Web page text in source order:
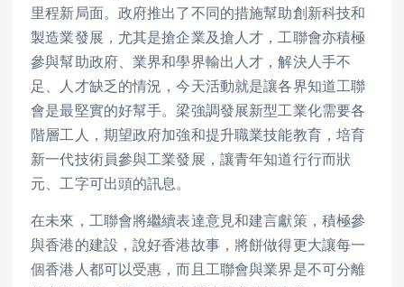
里程新局面。政府推出了不同的措施幫助創新科技和
製造業發展，尤其是搶企業及搶人才，工聯會亦積極
參與幫助政府、業界和學界輸出人才，解決人手不
足、人才缺乏的情況，今天活動就是讓各界知道工聯
會是最堅實的好幫手。梁強調發展新型工業化需要各
階層工人，期望政府加強和提升職業技能教育，培育
新一代技術員參與工業發展，讓青年知道行行而狀
元、工字可出頭的訊息。
在未來，工聯會將繼續表達意見和建言獻策，積極參
與香港的建設，說好香港故事，將餅做得更大讓每一
個香港人都可以受惠，而且工聯會與業界是不可分離